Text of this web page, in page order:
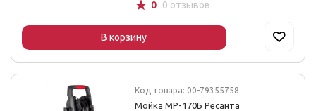
☆ 0 0 отзывов
В корзину
Код товара: 00-79355758
Мойка MР-170Б Ресанта